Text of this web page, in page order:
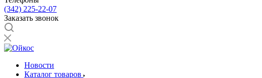
(342) 225-22-07
Заказать звонок
Новости
Каталог товаров